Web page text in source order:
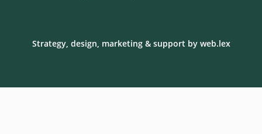
Strategy, design, marketing & support by web.lex